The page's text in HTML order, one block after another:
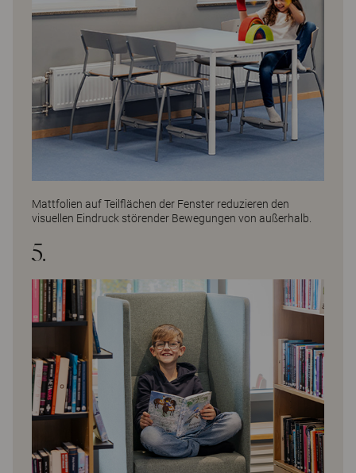
Mattfolien auf Teilflächen der Fenster reduzieren den
visuellen Eindruck störender Bewegungen von außerhalb.
5.